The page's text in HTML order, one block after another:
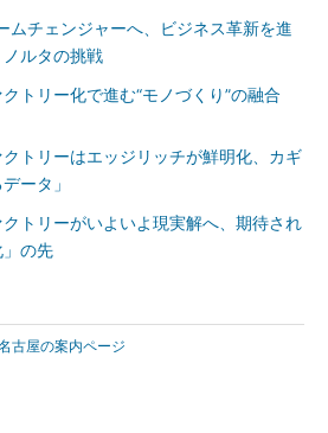
ムチェンジャーへ、ビジネス革新を進
ルタの挑戦
トリー化で進む“モノづくり”の融合
クトリーはエッジリッチが鮮明化、カギ
ータ」
クトリーがいよいよ現実解へ、期待され
」の先
古屋の案内ページ